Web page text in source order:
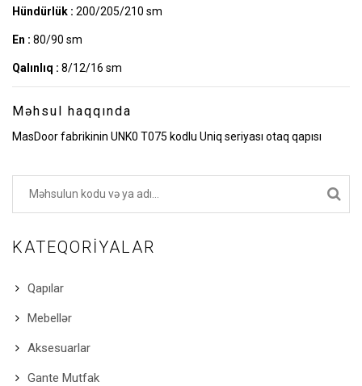
Hündürlük : 200/205/210 sm
En : 80/90 sm
Qalınlıq : 8/12/16 sm
Məhsul haqqında
MasDoor fabrikinin UNK0 T075 kodlu Uniq seriyası otaq qapısı
KATEQORIYALAR
Qapılar
Mebellər
Aksesuarlar
Gante Mutfak